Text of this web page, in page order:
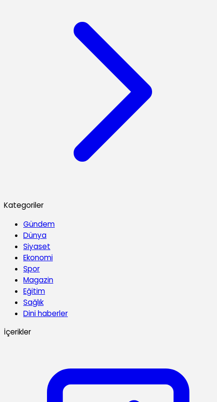
Kategoriler
Gündem
Dünya
Siyaset
Ekonomi
Spor
Magazin
Eğitim
Sağlık
Dini haberler
İçerikler